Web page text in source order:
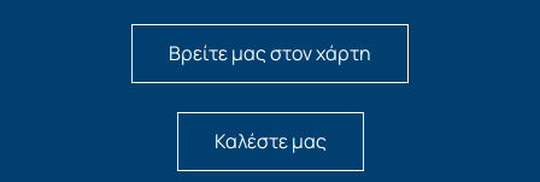
Βρείτε μας στον χάρτη
Καλέστε μας